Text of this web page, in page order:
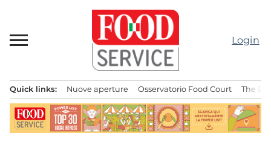
contenuto
Login
principale
Quick links: Nuove aperture Osservatorio Food Court The